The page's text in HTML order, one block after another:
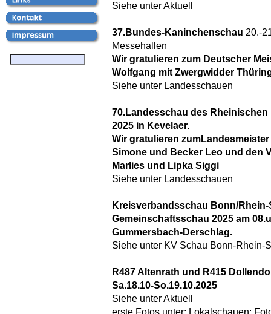
Siehe unter Aktuell
37.Bundes-Kaninchenschau 20.-
Messehallen
Wir gratulieren zum Deutscher
Wolfgang mit Zwergwidder
Siehe unter Landesschauen
70.Landesschau des
2025 in Kevelaer.
Wir gratulieren
Simone und Becker Leo und den
Marlies und Lipka Siggi
Siehe unter Landesschauen
Kreisverbandsschau Bonn/Rhein-
Gemeinschaftsschau 2025 am
Gummersbach-Derschlag.
Siehe unter KV Schau Bonn-Rhein-
R487 Altenrath und R415
Sa.18.10-So.19.10.2025
Siehe unter Aktuell
erste Fotos unter: Lokalschauen: